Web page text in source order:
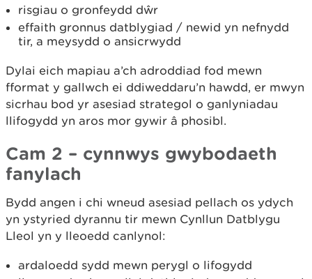
risgiau o gronfeydd dŵr
effaith gronnus datblygiad / newid yn nefnydd
tir, a meysydd o ansicrwydd
Dylai eich mapiau a’ch adroddiad fod mewn
fformat y gallwch ei ddiweddaru’n hawdd, er mwyn
sicrhau bod yr asesiad strategol o ganlyniadau
llifogydd yn aros mor gywir â phosibl.
Cam 2 – cynnwys gwybodaeth
fanylach
Bydd angen i chi wneud asesiad pellach os ydych
yn ystyried dyrannu tir mewn Cynllun Datblygu
Lleol yn y lleoedd canlynol:
ardaloedd sydd mewn perygl o lifogydd